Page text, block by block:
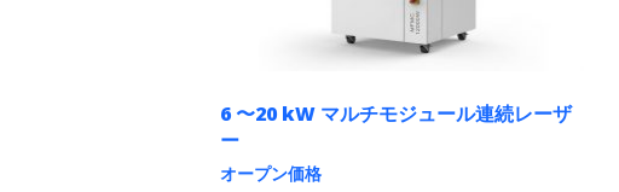
6 〜20 kW マルチモジュール連続レーザ
ー
オープン価格